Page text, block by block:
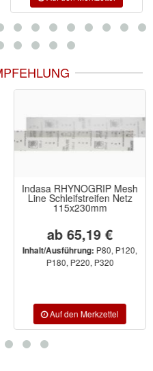
Indasa RHYNOGRIP Mesh
Line Schleifstreifen Netz
115x230mm
ab 65,19 €
Inhalt/Ausführung:P80, P120,
P180, P220, P320